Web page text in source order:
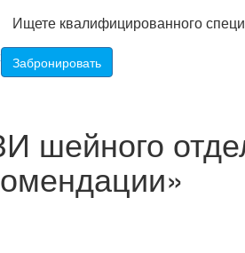
Ищете квалифицированного
Забронировать
шейного